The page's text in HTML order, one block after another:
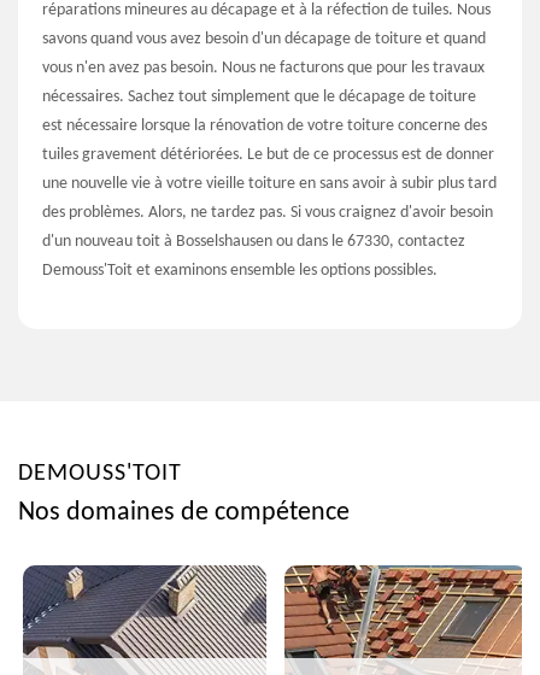
réparations mineures au décapage et à la réfection de tuiles. Nous
savons quand vous avez besoin d'un décapage de toiture et quand
vous n'en avez pas besoin. Nous ne facturons que pour les travaux
nécessaires. Sachez tout simplement que le décapage de toiture
est nécessaire lorsque la rénovation de votre toiture concerne des
tuiles gravement détériorées. Le but de ce processus est de donner
une nouvelle vie à votre vieille toiture en sans avoir à subir plus tard
des problèmes. Alors, ne tardez pas. Si vous craignez d'avoir besoin
d'un nouveau toit à Bosselshausen ou dans le 67330, contactez
Demouss'Toit et examinons ensemble les options possibles.
DEMOUSS'TOIT
Nos domaines de compétence